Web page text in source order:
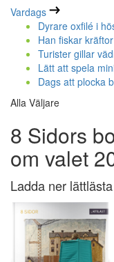
Vardags
Dyrare oxfilé i
Han fiskar kräftor
Turister gillar
Lätt att spela
Dags att plocka
Alla Väljare
8 Sidors
om valet
Ladda ner